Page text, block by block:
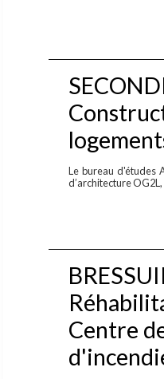
Le bureau d'études
d’architecture OG2L,
Centre